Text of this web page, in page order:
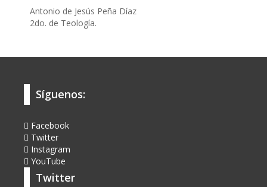
Antonio de Jesús Peña Díaz
2do. de Teología.
Síguenos:
Facebook
Twitter
Instagram
YouTube
Twitter